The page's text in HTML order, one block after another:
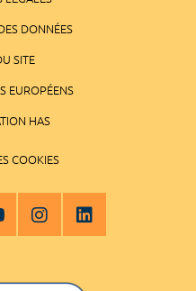
DONNÉES
SITE
EUROPÉENS
HAS
COOKIES